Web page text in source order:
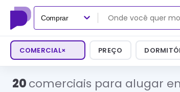
Comprar
COMERCIAL× PREÇO
20comerciais para alugar